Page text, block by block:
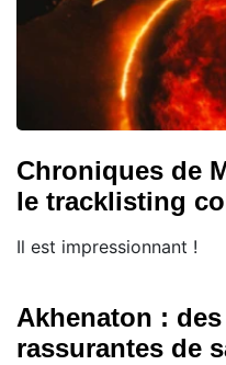
Chroniques de
le tracklisting
Il est impressionnant !
Akhenaton :
rassurantes de